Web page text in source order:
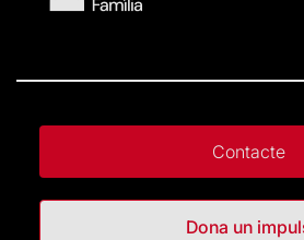
Contacte
Dona un